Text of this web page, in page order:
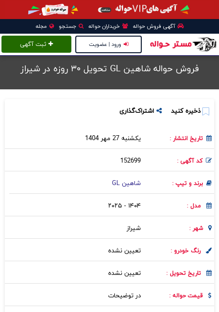
آگهی فروش حواله خریداران حواله جستجو مجله
ثبت آگهی ورود | عضویت
فروش حواله شاهین GL تحویل ۳۰ روزه در شيراز
ذخیره کنید اشتراک‌گذاری
تاریخ انتشار : یکشنبه 27 مهر 1404
کد آگهی : 152699
برند و تیپ : شاهین GL
مدل : ۱۴۰۴ - ۲۰۲۵
شهر : شيراز
رنگ خودرو : تعیین نشده
تاریخ تحویل : تعیین نشده
قیمت حواله : در توضیحات